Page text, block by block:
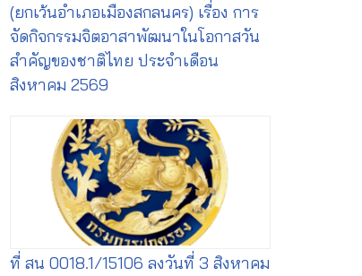
(ยกเว้นอำเภอเมืองสกลนคร) เรื่อง การ
จัดกิจกรรมจิตอาสาพัฒนาในโอกาสวัน
สำคัญของชาติไทย ประจำเดือน
สิงหาคม 2569
ที่ สน 0018.1/15106 ลงวันที่ 3 สิงหาคม